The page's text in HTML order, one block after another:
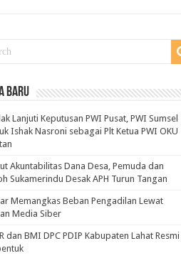
BARU
Lanjuti Keputusan PWI Pusat, PWI Sumsel
Ishak Nasroni sebagai Plt Ketua PWI OKU
Akuntabilitas Dana Desa, Pemuda dan
Sukamerindu Desak APH Turun Tangan
Memangkas Beban Pengadilan Lewat
Media Siber
dan BMI DPC PDIP Kabupaten Lahat Resmi